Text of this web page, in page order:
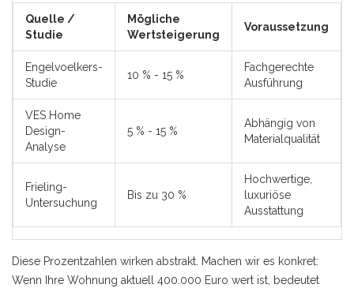
Quelle /
Studie
Mögliche
Wertsteigerung
Voraussetzung
Engelvoelkers-
Studie
10 % - 15 %
Fachgerechte
Ausführung
VES Home
Design-
Analyse
5 % - 15 %
Abhängig von
Materialqualität
Frieling-
Untersuchung
Bis zu 30 %
Hochwertige,
luxuriöse
Ausstattung
Diese Prozentzahlen wirken abstrakt. Machen wir es konkret:
Wenn Ihre Wohnung aktuell 400.000 Euro wert ist, bedeutet